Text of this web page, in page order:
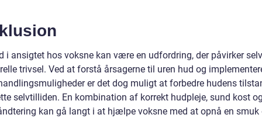
i ansigtet hos voksne kan være en udfordring, der påvirker
trivsel. Ved at forstå årsagerne til uren hud og
er det dog muligt at forbedre hudens
selvtilliden. En kombination af korrekt hudpleje, sund kost
kan gå langt i at hjælpe voksne med at opnå en smuk